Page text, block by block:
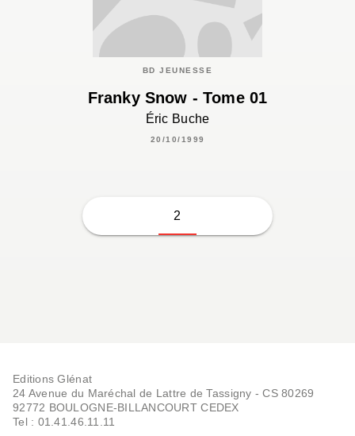
BD JEUNESSE
Franky Snow - Tome 01
Éric Buche
20/10/1999
2
Editions Glénat
24 Avenue du Maréchal de Lattre de Tassigny - CS 80269
92772 BOULOGNE-BILLANCOURT CEDEX
Tel : 01.41.46.11.11